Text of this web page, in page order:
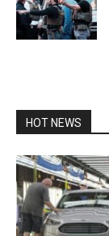
HOT NEWS